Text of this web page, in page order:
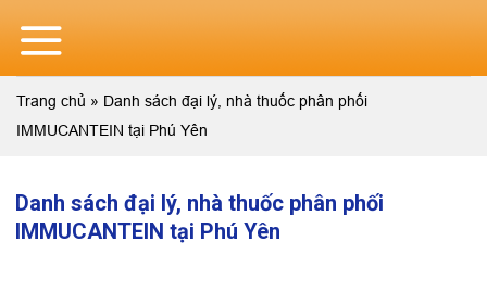
content
Trang chủ » Danh sách đại lý, nhà thuốc phân phối
IMMUCANTEIN tại Phú Yên
Danh sách đại lý, nhà thuốc phân phối
IMMUCANTEIN tại Phú Yên